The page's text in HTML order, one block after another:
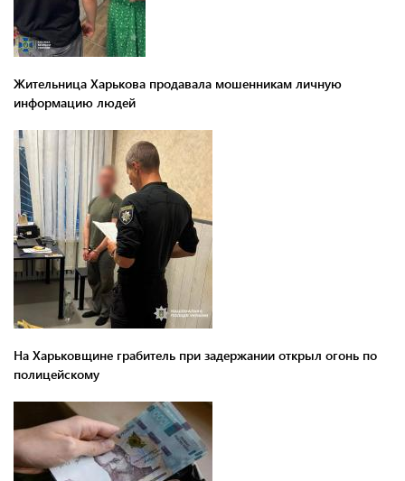
Жительница Харькова продавала мошенникам личную
информацию людей
На Харьковщине грабитель при задержании открыл огонь по
полицейскому